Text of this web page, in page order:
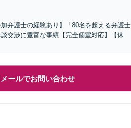
弁護士の経験あり】「80名を超える弁護士
交渉に豊富な事績【完全個室対応】【休
メールでお問い合わせ